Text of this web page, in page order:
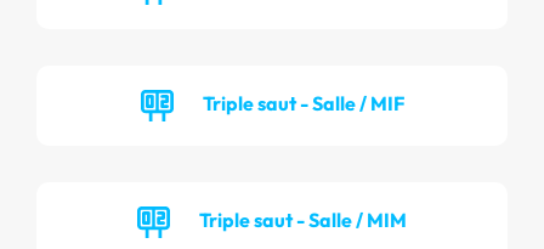
Triple saut - Salle / MIF
Triple saut - Salle / MIM